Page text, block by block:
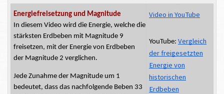
Energiefreisetzung und Magnitude
In diesem Video wird die Energie, welche die
stärksten Erdbeben mit Magnitude 9
freisetzen, mit der Energie von Erdbeben
der Magnitude 2 verglichen.
Jede Zunahme der Magnitude um 1
bedeutet, dass das nachfolgende Beben 33
Video in YouTube
YouTube: Vergleich
der freigesetzten
Energie von
historischen
Erdbeben